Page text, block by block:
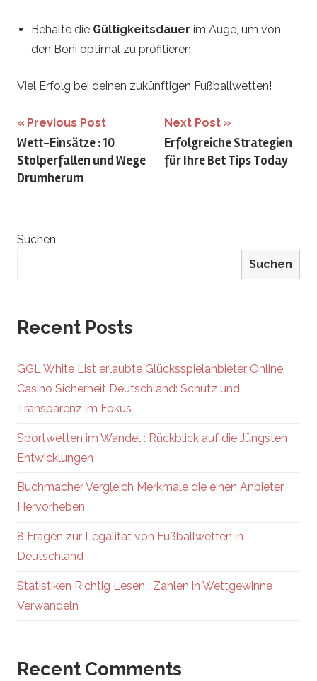
Behalte die Gültigkeitsdauer im Auge, um von
den Boni optimal zu profitieren.
Viel Erfolg bei deinen zukünftigen Fußballwetten!
Beitrags-
Navigation
Previous Post
Wett-Einsätze : 10
Stolperfallen und Wege
Drumherum
Next Post
Erfolgreiche Strategien
für Ihre Bet Tips Today
Suchen
Suchen
Recent Posts
GGL White List erlaubte Glücksspielanbieter Online
Casino Sicherheit Deutschland: Schutz und
Transparenz im Fokus
Sportwetten im Wandel : Rückblick auf die Jüngsten
Entwicklungen
Buchmacher Vergleich Merkmale die einen Anbieter
Hervorheben
8 Fragen zur Legalität von Fußballwetten in
Deutschland
Statistiken Richtig Lesen : Zahlen in Wettgewinne
Verwandeln
Recent Comments